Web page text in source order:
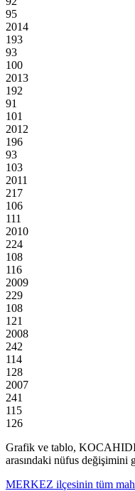
95
2014
193
93
100
2013
192
91
101
2012
196
93
103
2011
217
106
111
2010
224
108
116
2009
229
108
121
2008
242
114
128
2007
241
115
126
Grafik ve tablo,
arasındaki nüfus değişimini
MERKEZ ilçesinin tüm